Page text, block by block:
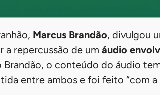
Marcus Brandão, divulgou
a repercussão de um áudio
Brandão, o conteúdo do áudio
entre ambos e foi feito “com a